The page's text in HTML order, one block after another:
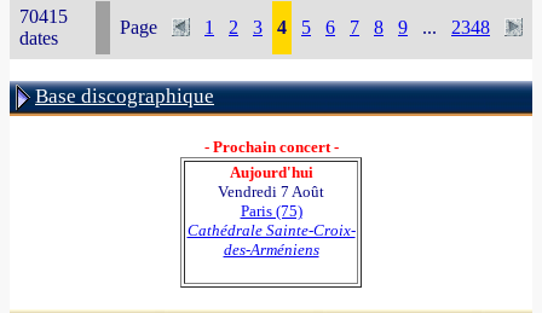
70415
dates
Page 1 2 3 4 5 6 7 8 9 ... 2348
Base discographique
- Prochain concert -
Aujourd'hui
Vendredi 7 Août
Paris (75)
Cathédrale Sainte-Croix-
des-Arméniens